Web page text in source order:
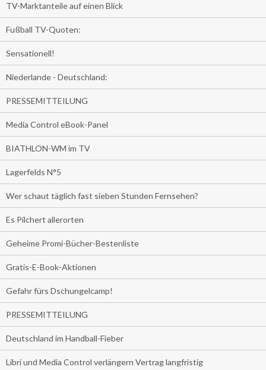
TV-Marktanteile auf einen Blick
Fußball TV-Quoten:
Sensationell!
Niederlande - Deutschland:
PRESSEMITTEILUNG
Media Control eBook-Panel
BIATHLON-WM im TV
Lagerfelds N°5
Wer schaut täglich fast sieben Stunden Fernsehen?
Es Pilchert allerorten
Geheime Promi-Bücher-Bestenliste
Gratis-E-Book-Aktionen
Gefahr fürs Dschungelcamp!
PRESSEMITTEILUNG
Deutschland im Handball-Fieber
Libri und Media Control verlängern Vertrag langfristig